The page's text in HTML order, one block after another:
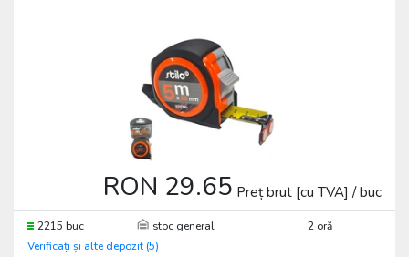
RON 29.65 Preț brut [cu TVA] / buc
2215 buc stoc general
2 oră
Verificați și alte depozit (5)